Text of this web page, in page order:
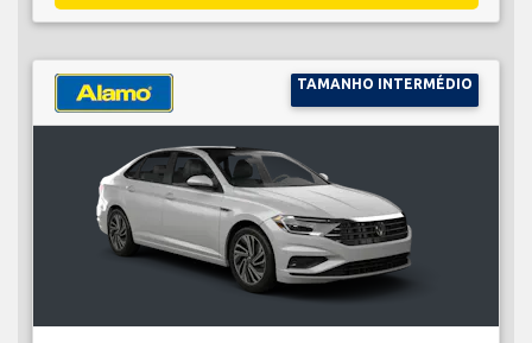
TAMANHO INTERMÉDIO